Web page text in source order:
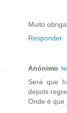
Muito
Responder
Anónimo
Será que
depois
Onde é que